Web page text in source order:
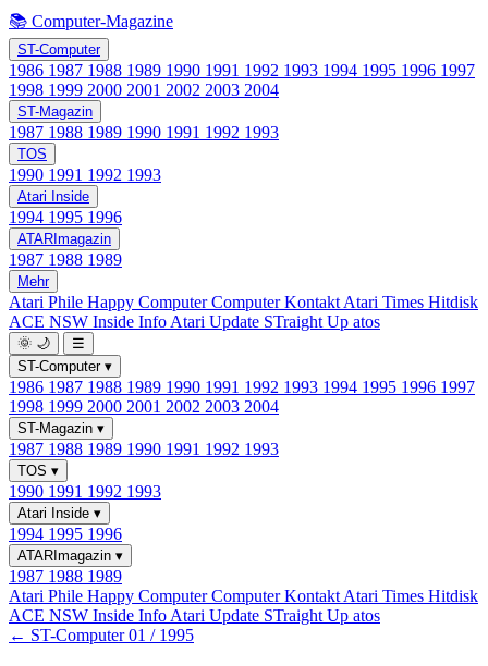
📚 Computer-Magazine
ST-Computer
1986 1987 1988 1989 1990 1991 1992 1993 1994 1995 1996 1997
1998 1999 2000 2001 2002 2003 2004
ST-Magazin
1987 1988 1989 1990 1991 1992 1993
TOS
1990 1991 1992 1993
Atari Inside
1994 1995 1996
ATARImagazin
1987 1988 1989
Mehr
Atari Phile Happy ComputerComputer Kontakt Atari Times Hitdisk
ACE NSW Inside Info Atari Update STraight Up atos
🌞 🌙
☰
ST-Computer ▾
1986 1987 1988 1989 1990 1991 1992 1993 1994 1995 1996 1997
1998 1999 2000 2001 2002 2003 2004
ST-Magazin ▾
1987 1988 1989 1990 1991 1992 1993
TOS ▾
1990 1991 1992 1993
Atari Inside ▾
1994 1995 1996
ATARImagazin ▾
1987 1988 1989
Atari Phile Happy ComputerComputer Kontakt Atari Times Hitdisk
ACE NSW Inside Info Atari Update STraight Up atos
← ST-Computer 01 / 1995